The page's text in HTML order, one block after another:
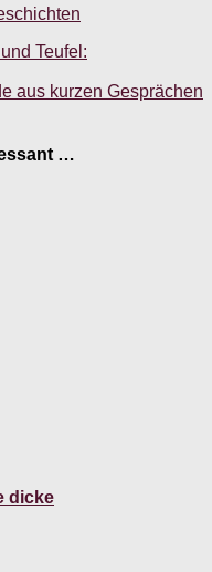
Teufel:
aus kurzen Gesprächen
…
dicke